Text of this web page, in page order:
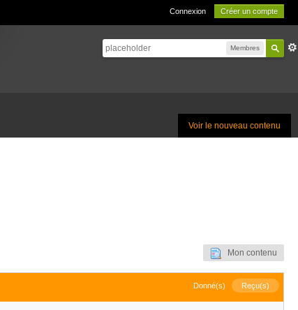
Connexion Créer un compte
Membres
Voir le nouveau contenu
Mon contenu
Donné(s) Reçu(s)